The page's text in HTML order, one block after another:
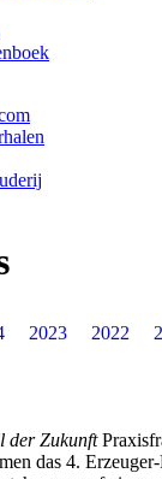
2023 2022
der Zukunft
das 4.